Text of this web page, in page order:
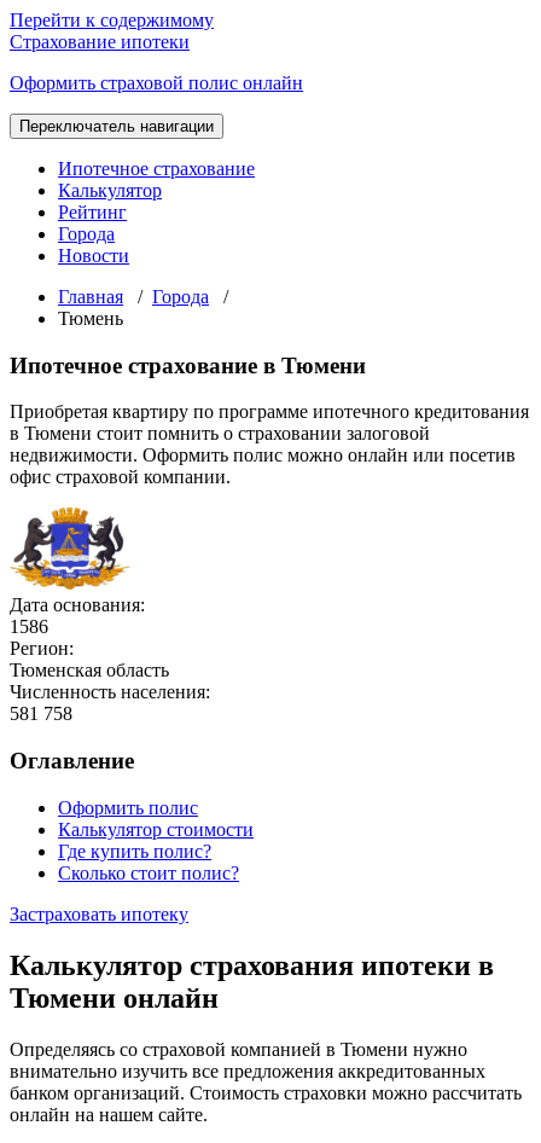
Перейти к содержимому
Страхование ипотеки
Оформить страховой полис онлайн
Переключатель навигации
Ипотечное страхование
Калькулятор
Рейтинг
Города
Новости
Главная / Города /
Тюмень
Ипотечное страхование в Тюмени
Приобретая квартиру по программе ипотечного кредитования
в Тюмени стоит помнить о страховании залоговой
недвижимости. Оформить полис можно онлайн или посетив
офис страховой компании.
Дата основания:
1586
Регион:
Тюменская область
Численность населения:
581 758
Оглавление
Оформить полис
Калькулятор стоимости
Где купить полис?
Сколько стоит полис?
Застраховать ипотеку
Калькулятор страхования ипотеки в
Тюмени онлайн
Определяясь со страховой компанией в Тюмени нужно
внимательно изучить все предложения аккредитованных
банком организаций. Стоимость страховки можно рассчитать
онлайн на нашем сайте.